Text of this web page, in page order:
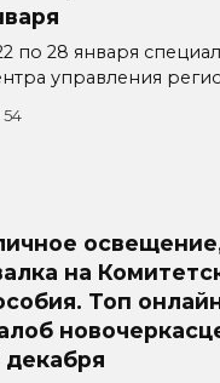
по 28 января
управления
54
на
Топ
декабря